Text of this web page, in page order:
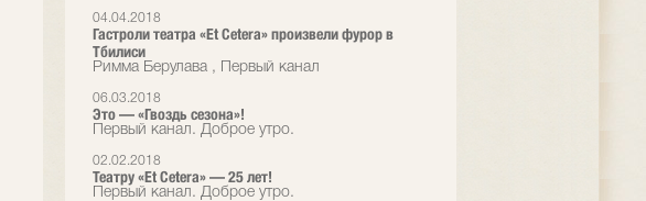
04.04.2018
Гастроли театра «Et Сetera» произвели фурор в
Тбилиси
Римма Берулава , Первый канал
06.03.2018
Это — «Гвоздь сезона»!
Первый канал. Доброе утро.
02.02.2018
Театру «Et Cetera» — 25 лет!
Первый канал. Доброе утро.